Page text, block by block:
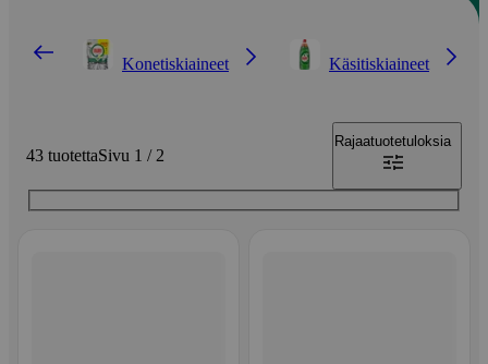
Konetiskiaineet Käsitiskiaineet
43 tuotettaSivu 1 / 2
Rajaatuotetuloksia